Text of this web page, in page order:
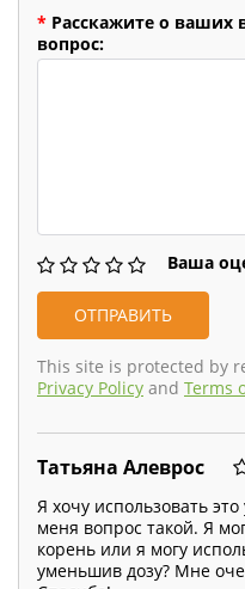
* Расскажите о ваших
вопрос:
Ваша
This site is protected by
Privacy Policy and Terms
Татьяна Алеврос
Я хочу использовать
меня вопрос такой. Я
корень или я могу
уменьшив дозу? Мне